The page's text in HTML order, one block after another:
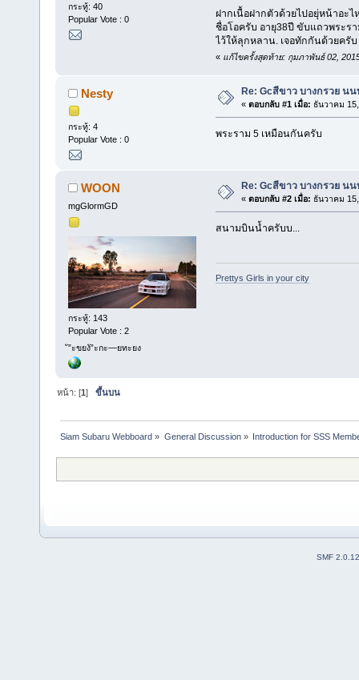
กระทู้: 40
Popular Vote : 0
ฝากเนื้อฝากตัวด้วยไปอยุ่หน้าอะ
ชื่อโอครับ อายุ38ปี ขับแถวพระร
ไว้ให้ลุกหลาน. เจอทักกันด้วยครับ
« แก้ไขครั้งสุดท้าย: กุมภาพันธ์ 02,
Nesty
กระทู้: 4
Popular Vote : 0
Re: Gcสีขาว บางกรวย น
« ตอบกลับ #1 เมื่อ: ธันวาคม
พระราม 5 เหมือนกันครับ
WOON
mgGlormGD
กระทู้: 143
Popular Vote : 2
ั”ะขยงั”ะกะ—ยทะยง
Re: Gcสีขาว บางกรวย น
« ตอบกลับ #2 เมื่อ: ธันวาคม
สนามบินน้ำครับบ...
Prettys Girls in your city
หน้า: [1]ขึ้นบน
Siam Subaru Webboard » General Discussion» Introduction for SSS
SMF 2.0.12